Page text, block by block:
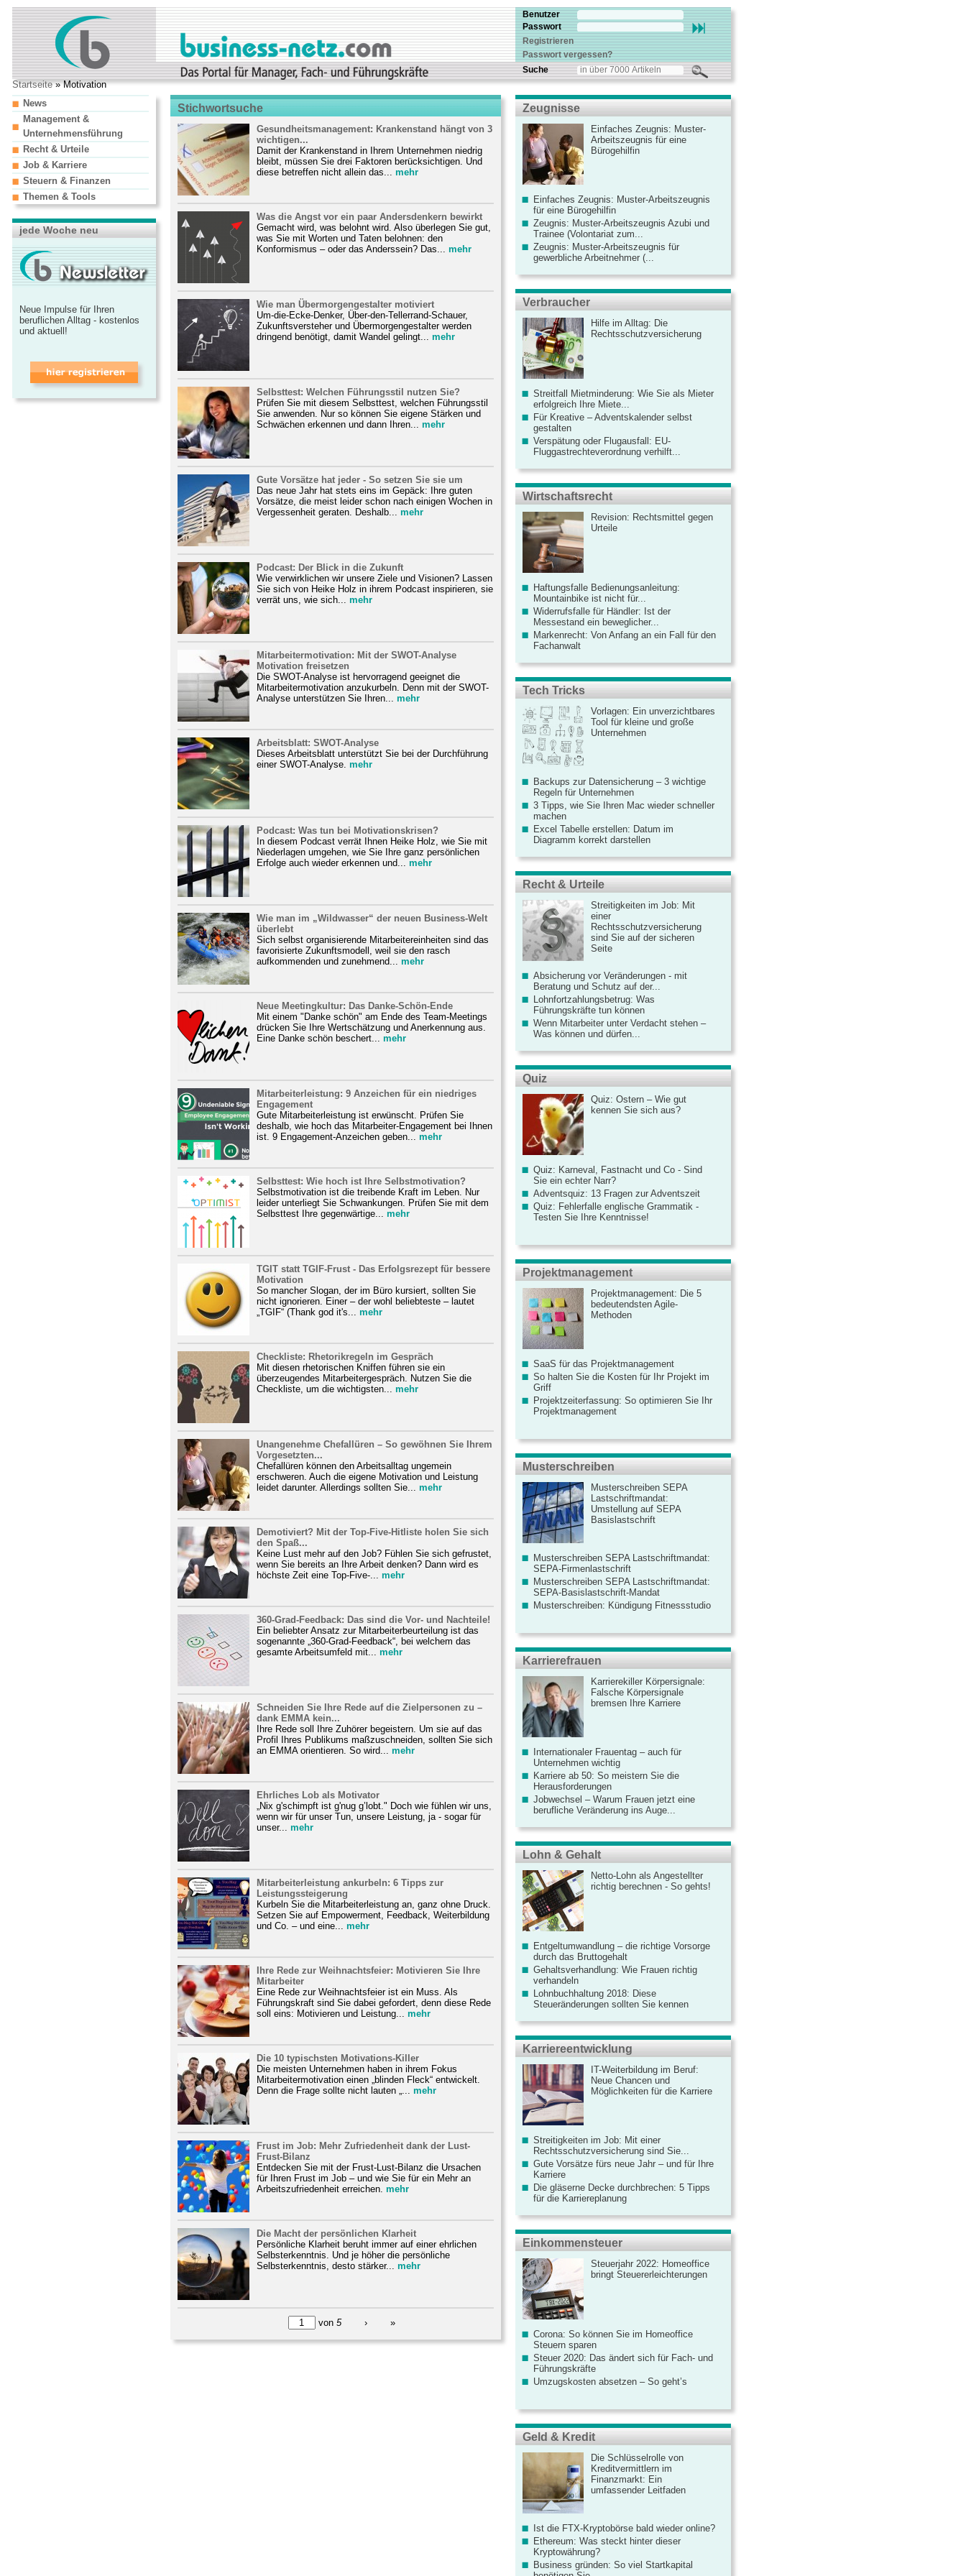
Benutzer
Passwort
Registrieren
Passwort vergessen?
Suche
Startseite» Motivation
Stichwortsuche
Gesundheitsmanagement: Krankenstand hängt von 3
wichtigen...
Damit der Krankenstand in Ihrem Unternehmen niedrig
bleibt, müssen Sie drei Faktoren berücksichtigen. Und
diese betreffen nicht allein das...
mehr
Was die Angst vor ein paar Andersdenkern bewirkt
Gemacht wird, was belohnt wird. Also überlegen Sie gut,
was Sie mit Worten und Taten belohnen: den
Konformismus – oder das Anderssein? Das...
mehr
Wie man Übermorgengestalter motiviert
Um-die-Ecke-Denker, Über-den-Tellerrand-Schauer,
Zukunftsversteher und Übermorgengestalter werden
dringend benötigt, damit Wandel gelingt...
mehr
Selbsttest: Welchen Führungsstil nutzen Sie?
Prüfen Sie mit diesem Selbsttest, welchen Führungsstil
Sie anwenden. Nur so können Sie eigene Stärken und
Schwächen erkennen und dann Ihren...
mehr
Gute Vorsätze hat jeder - So setzen Sie sie um
Das neue Jahr hat stets eins im Gepäck: Ihre guten
Vorsätze, die meist leider schon nach einigen Wochen in
Vergessenheit geraten. Deshalb...
mehr
Podcast: Der Blick in die Zukunft
Wie verwirklichen wir unsere Ziele und Visionen? Lassen
Sie sich von Heike Holz in ihrem Podcast inspirieren, sie
verrät uns, wie sich...
mehr
Mitarbeitermotivation: Mit der SWOT-Analyse
Motivation freisetzen
Die SWOT-Analyse ist hervorragend geeignet die
Mitarbeitermotivation anzukurbeln. Denn mit der SWOT-
Analyse unterstützen Sie Ihren...
mehr
Arbeitsblatt: SWOT-Analyse
Dieses Arbeitsblatt unterstützt Sie bei der Durchführung
einer SWOT-Analyse. mehr
Podcast: Was tun bei Motivationskrisen?
In diesem Podcast verrät Ihnen Heike Holz, wie Sie mit
Niederlagen umgehen, wie Sie Ihre ganz persönlichen
Erfolge auch wieder erkennen und...
mehr
Wie man im „Wildwasser“ der neuen Business-Welt
überlebt
Sich selbst organisierende Mitarbeitereinheiten sind das
favorisierte Zukunftsmodell, weil sie den rasch
aufkommenden und zunehmend...
mehr
Neue Meetingkultur: Das Danke-Schön-Ende
Mit einem "Danke schön" am Ende des Team-Meetings
drücken Sie Ihre Wertschätzung und Anerkennung aus.
Eine Danke schön beschert...
mehr
Mitarbeiterleistung: 9 Anzeichen für ein niedriges
Engagement
Gute Mitarbeiterleistung ist erwünscht. Prüfen Sie
deshalb, wie hoch das Mitarbeiter-Engagement bei Ihnen
ist. 9 Engagement-Anzeichen geben...
mehr
Selbsttest: Wie hoch ist Ihre Selbstmotivation?
Selbstmotivation ist die treibende Kraft im Leben. Nur
leider unterliegt Sie Schwankungen. Prüfen Sie mit dem
Selbsttest Ihre gegenwärtige...
mehr
TGIT statt TGIF-Frust - Das Erfolgsrezept für bessere
Motivation
So mancher Slogan, der im Büro kursiert, sollten Sie
nicht ignorieren. Einer – der wohl beliebteste – lautet
„TGIF“ (Thank god it's...
mehr
Checkliste: Rhetorikregeln im Gespräch
Mit diesen rhetorischen Kniffen führen sie ein
überzeugendes Mitarbeitergespräch. Nutzen Sie die
Checkliste, um die wichtigsten...
mehr
Unangenehme Chefallüren – So gewöhnen Sie Ihrem
Vorgesetzten...
Chefallüren können den Arbeitsalltag ungemein
erschweren. Auch die eigene Motivation und Leistung
leidet darunter. Allerdings sollten Sie...
mehr
Demotiviert? Mit der Top-Five-Hitliste holen Sie sich
den Spaß...
Keine Lust mehr auf den Job? Fühlen Sie sich gefrustet,
wenn Sie bereits an Ihre Arbeit denken? Dann wird es
höchste Zeit eine Top-Five-...
mehr
360-Grad-Feedback: Das sind die Vor- und Nachteile!
Ein beliebter Ansatz zur Mitarbeiterbeurteilung ist das
sogenannte „360-Grad-Feedback“, bei welchem das
gesamte Arbeitsumfeld mit...
mehr
Schneiden Sie Ihre Rede auf die Zielpersonen zu –
dank EMMA kein...
Ihre Rede soll Ihre Zuhörer begeistern. Um sie auf das
Profil Ihres Publikums maßzuschneiden, sollten Sie sich
an EMMA orientieren. So wird...
mehr
Ehrliches Lob als Motivator
„Nix g'schimpft ist g'nug g’lobt." Doch wie fühlen wir uns,
wenn wir für unser Tun, unsere Leistung, ja - sogar für
unser...
mehr
Mitarbeiterleistung ankurbeln: 6 Tipps zur
Leistungssteigerung
Kurbeln Sie die Mitarbeiterleistung an, ganz ohne Druck.
Setzen Sie auf Empowerment, Feedback, Weiterbildung
und Co. – und eine...
mehr
Ihre Rede zur Weihnachtsfeier: Motivieren Sie Ihre
Mitarbeiter
Eine Rede zur Weihnachtsfeier ist ein Muss. Als
Führungskraft sind Sie dabei gefordert, denn diese Rede
soll eins: Motivieren und Leistung...
mehr
Die 10 typischsten Motivations-Killer
Die meisten Unternehmen haben in ihrem Fokus
Mitarbeitermotivation einen „blinden Fleck“ entwickelt.
Denn die Frage sollte nicht lauten „...
mehr
Frust im Job: Mehr Zufriedenheit dank der Lust-
Frust-Bilanz
Entdecken Sie mit der Frust-Lust-Bilanz die Ursachen
für Ihren Frust im Job – und wie Sie für ein Mehr an
Arbeitszufriedenheit erreichen. mehr
Die Macht der persönlichen Klarheit
Persönliche Klarheit beruht immer auf einer ehrlichen
Selbsterkenntnis. Und je höher die persönliche
Selbsterkenntnis, desto stärker...
mehr
von 5 › »
News
Management &
Unternehmensführung
Recht & Urteile
Job & Karriere
Steuern & Finanzen
Themen & Tools
jede Woche neu
Neue Impulse für Ihren
beruflichen Alltag - kostenlos
und aktuell!
Zeugnisse
Einfaches Zeugnis: Muster-
Arbeitszeugnis für eine
Bürogehilfin
Einfaches Zeugnis: Muster-Arbeitszeugnis
für eine Bürogehilfin
Zeugnis: Muster-Arbeitszeugnis Azubi und
Trainee (Volontariat zum...
Zeugnis: Muster-Arbeitszeugnis für
gewerbliche Arbeitnehmer (...
Verbraucher
Hilfe im Alltag: Die
Rechtsschutzversicherung
Streitfall Mietminderung: Wie Sie als Mieter
erfolgreich Ihre Miete...
Für Kreative – Adventskalender selbst
gestalten
Verspätung oder Flugausfall: EU-
Fluggastrechteverordnung verhilft...
Wirtschaftsrecht
Revision: Rechtsmittel gegen
Urteile
Haftungsfalle Bedienungsanleitung:
Mountainbike ist nicht für...
Widerrufsfalle für Händler: Ist der
Messestand ein beweglicher...
Markenrecht: Von Anfang an ein Fall für den
Fachanwalt
Tech Tricks
Vorlagen: Ein unverzichtbares
Tool für kleine und große
Unternehmen
Backups zur Datensicherung – 3 wichtige
Regeln für Unternehmen
3 Tipps, wie Sie Ihren Mac wieder schneller
machen
Excel Tabelle erstellen: Datum im
Diagramm korrekt darstellen
Recht & Urteile
Streitigkeiten im Job: Mit
einer
Rechtsschutzversicherung
sind Sie auf der sicheren
Seite
Absicherung vor Veränderungen - mit
Beratung und Schutz auf der...
Lohnfortzahlungsbetrug: Was
Führungskräfte tun können
Wenn Mitarbeiter unter Verdacht stehen –
Was können und dürfen...
Quiz
Quiz: Ostern – Wie gut
kennen Sie sich aus?
Quiz: Karneval, Fastnacht und Co - Sind
Sie ein echter Narr?
Adventsquiz: 13 Fragen zur Adventszeit
Quiz: Fehlerfalle englische Grammatik -
Testen Sie Ihre Kenntnisse!
Projektmanagement
Projektmanagement: Die 5
bedeutendsten Agile-
Methoden
SaaS für das Projektmanagement
So halten Sie die Kosten für Ihr Projekt im
Griff
Projektzeiterfassung: So optimieren Sie Ihr
Projektmanagement
Musterschreiben
Musterschreiben SEPA
Lastschriftmandat:
Umstellung auf SEPA
Basislastschrift
Musterschreiben SEPA Lastschriftmandat:
SEPA-Firmenlastschrift
Musterschreiben SEPA Lastschriftmandat:
SEPA-Basislastschrift-Mandat
Musterschreiben: Kündigung Fitnessstudio
Karrierefrauen
Karrierekiller Körpersignale:
Falsche Körpersignale
bremsen Ihre Karriere
Internationaler Frauentag – auch für
Unternehmen wichtig
Karriere ab 50: So meistern Sie die
Herausforderungen
Jobwechsel – Warum Frauen jetzt eine
berufliche Veränderung ins Auge...
Lohn & Gehalt
Netto-Lohn als Angestellter
richtig berechnen - So gehts!
Entgeltumwandlung – die richtige Vorsorge
durch das Bruttogehalt
Gehaltsverhandlung: Wie Frauen richtig
verhandeln
Lohnbuchhaltung 2018: Diese
Steueränderungen sollten Sie kennen
Karriereentwicklung
IT-Weiterbildung im Beruf:
Neue Chancen und
Möglichkeiten für die Karriere
Streitigkeiten im Job: Mit einer
Rechtsschutzversicherung sind Sie...
Gute Vorsätze fürs neue Jahr – und für Ihre
Karriere
Die gläserne Decke durchbrechen: 5 Tipps
für die Karriereplanung
Einkommensteuer
Steuerjahr 2022: Homeoffice
bringt Steuererleichterungen
Corona: So können Sie im Homeoffice
Steuern sparen
Steuer 2020: Das ändert sich für Fach- und
Führungskräfte
Umzugskosten absetzen – So geht’s
Geld & Kredit
Die Schlüsselrolle von
Kreditvermittlern im
Finanzmarkt: Ein
umfassender Leitfaden
Ist die FTX-Kryptobörse bald wieder online?
Ethereum: Was steckt hinter dieser
Kryptowährung?
Business gründen: So viel Startkapital